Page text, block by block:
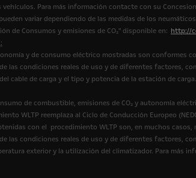
Para más información contacte con su
variar dependiendo de las medidas de los
de Consumos y emisiones de CO₂" disponible en: http://
y de consumo eléctrico mostradas son conformes
las condiciones reales de uso y de diferentes factores,
cable de carga y el tipo y potencia de la estación de
de combustible, emisiones de CO₂ y autonomía
WLTP reemplaza al Ciclo de Conducción Europeo
con el procedimiento WLTP son, en muchos
las condiciones reales de uso y de diferentes factores,
exterior y la utilización del climatizador. Para más